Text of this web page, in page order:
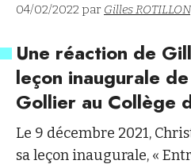
04/02/2022 par Gilles
Une réaction de
leçon inaugurale
Gollier au Collège
Le 9 décembre 2021,
sa leçon inaugurale, «